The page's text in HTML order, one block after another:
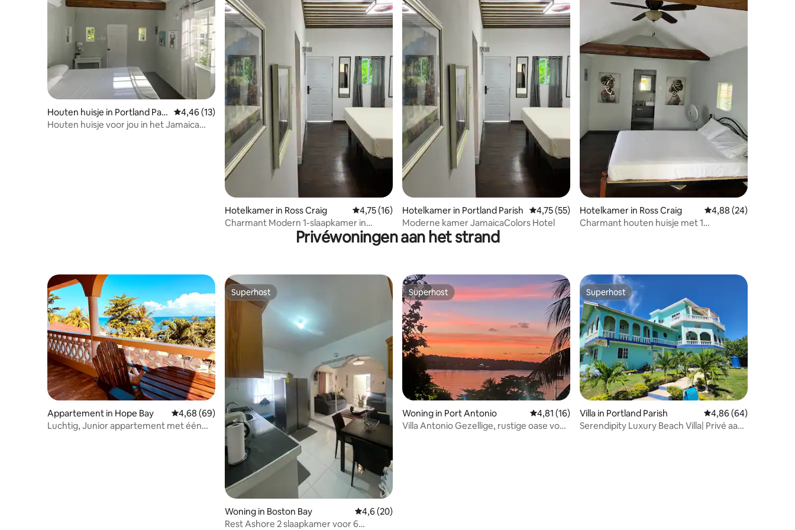
Houten huisje in Portland Pari
sh
Gemiddelde beoordeling van 4,46 uit 5, 13 recensies
4,46 (13)
Houten huisje voor jou in het Jamaica
Hotelkamer in Ross Craig Gemiddelde beoordeling van 4,75 uit 5, 16 recensies
4,75 (16)
Charmant Modern 1-slaapkamer in
Jamaica Colors Hotel
Hotelkamer in Portland Parish Gemiddelde beoordeling van 4,75 uit 5, 55 recensies
4,75 (55)
Moderne kamer JamaicaColors Hotel
Hotelkamer in Ross Craig Gemiddelde
4,88 (24)
Charmant houten huisje met 1
Privéwoningen aan het strand
Appartement in Hope Bay Gemiddelde beoordeling van 4,68 uit 5, 69 recensies
4,68 (69)
Luchtig, Junior appartement met één
Superhost
Superhost
Woning in Boston Bay Gemiddelde beoordeling van 4,6 uit 5, 20 recensies
4,6 (20)
Rest Ashore 2 slaapkamer voor 6
Superhost
Superhost
Woning in Port Antonio Gemiddelde beoordeling van 4,81 uit 5, 16 recensies
4,81 (16)
Villa Antonio Gezellige, rustige oase voor
Superhost
Superhost
Villa in Portland Parish Gemiddelde
4,86 (64)
Serendipity Luxury Beach Villa| Privé aan